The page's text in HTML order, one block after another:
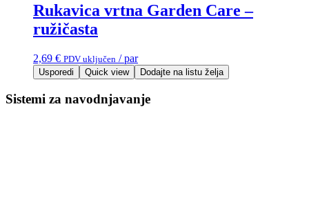
Rukavica vrtna Garden Care –
ružičasta
2,69 € PDV uključen / par
Usporedi Quick view Dodajte na listu želja
Sistemi za navodnjavanje